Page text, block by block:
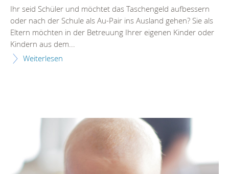
Ihr seid Schüler und möchtet das Taschengeld aufbessern
oder nach der Schule als Au-Pair ins Ausland gehen? Sie als
Eltern möchten in der Betreuung Ihrer eigenen Kinder oder
Kindern aus dem...
Weiterlesen